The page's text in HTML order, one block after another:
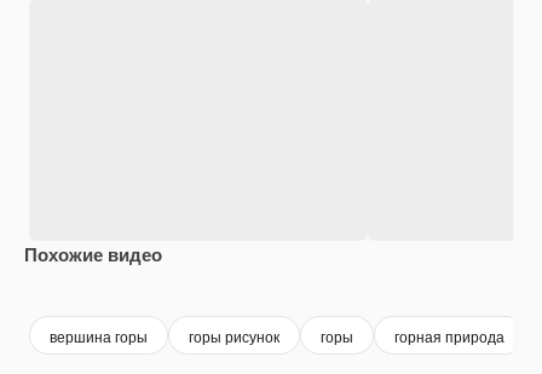
Похожие видео
вершина горы горы рисунок горы горная природа